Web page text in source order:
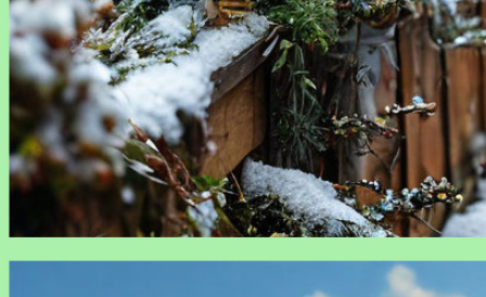
Что делать садовнику в декабре: план работ